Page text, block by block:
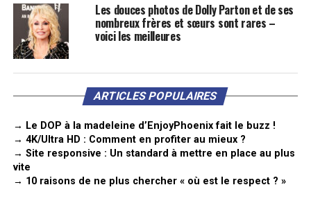
Les douces photos de Dolly Parton et de ses
nombreux frères et sœurs sont rares –
voici les meilleures
ARTICLES POPULAIRES
→ Le DOP à la madeleine d’EnjoyPhoenix fait le buzz !
→ 4K/Ultra HD : Comment en profiter au mieux ?
→ Site responsive : Un standard à mettre en place au plus
vite
→ 10 raisons de ne plus chercher « où est le respect ? »